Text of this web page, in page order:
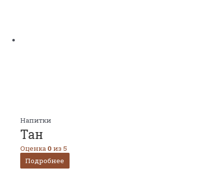
Напитки
Тан
Оценка 0 из 5
Подробнее